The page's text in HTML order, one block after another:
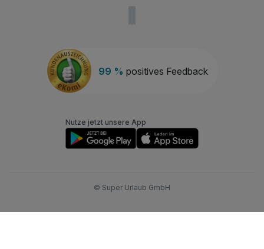
99 % positives Feedback
Nutze jetzt unsere App
© Super Urlaub GmbH